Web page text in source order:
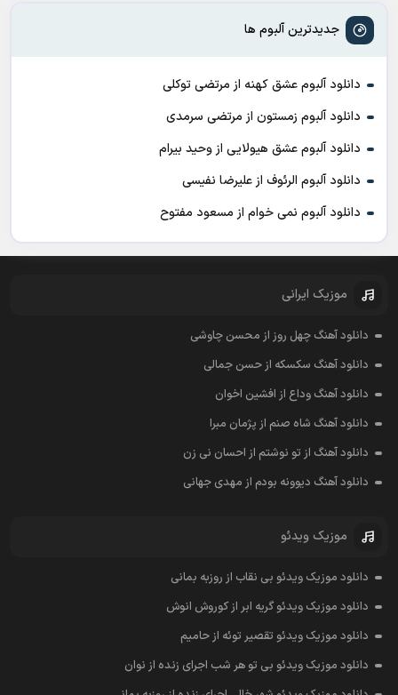
جدیدترین آلبوم ها
دانلود آلبوم عشق کهنه از مرتضی توکلی
دانلود آلبوم زمستون از مرتضی سرمدی
دانلود آلبوم عشق هیولایی از وحید بیرام
دانلود آلبوم الرئوف از علیرضا نفیسی
دانلود آلبوم نمی خوام از مسعود مفتوح
موزیک ایرانی
دانلود آهنگ چهل روز از محسن چاوشی
دانلود آهنگ سکسکه از حسن جمالی
دانلود آهنگ وداع از افشين اخوان
دانلود آهنگ شاه صنم از پژمان مبرا
دانلود آهنگ از تو نوشتم از احسان نی زن
دانلود آهنگ دیوونه بودم از مهدی جهانی
موزیک ویدئو
دانلود موزیک ویدئو بی نقاب از روزبه بمانی
دانلود موزیک ویدئو گریه ابر از کوروش انوش
دانلود موزیک ویدئو تقصیر توئه از حامیم
دانلود موزیک ویدئو بی تو هر شب اجرای زنده از نوان